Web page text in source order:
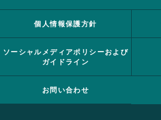
個人情報保護方針
ソーシャルメディアポリシーおよび
ガイドライン
お問い合わせ